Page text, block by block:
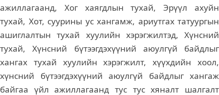
ажиллагаанд, Хог хаягдлын тухай, Эрүүл ахуйн
тухай, Хот, суурины ус хангамж, ариутгах татуургын
ашиглалтын тухай хуулийн хэрэгжилтэд, Хүнсний
тухай, Хүнсний бүтээгдэхүүний аюулгүй байдлыг
хангах тухай хуулийн хэрэгжилт, хүүхдийн хоол,
хүнсний бүтээгдэхүүний аюулгүй байдлыг хангаж
байгаа үйл ажиллагаанд тус тус хяналт шалгалт